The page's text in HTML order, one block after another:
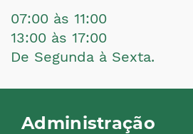
07:00 às 11:00
13:00 às 17:00
De Segunda à Sexta.
Administração